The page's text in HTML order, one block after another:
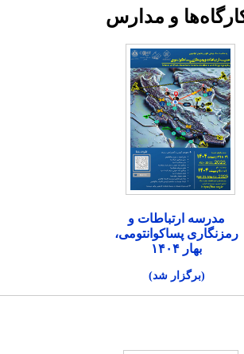
و مدارس
مدرسه ارتباطات و
رمزنگاری پساکوانتومی،
بهار ۱۴۰۴
(برگزار شد)